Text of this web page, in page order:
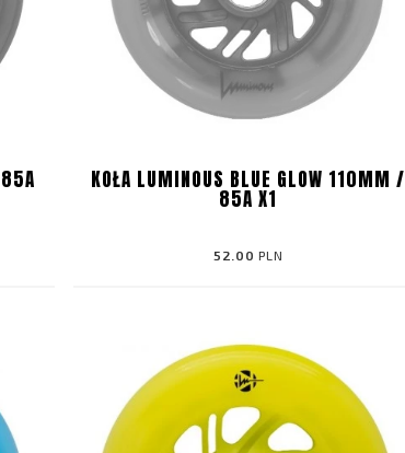
KOŁA LUMINOUS BLUE GLOW 110MM /
85A X1
52.00 PLN